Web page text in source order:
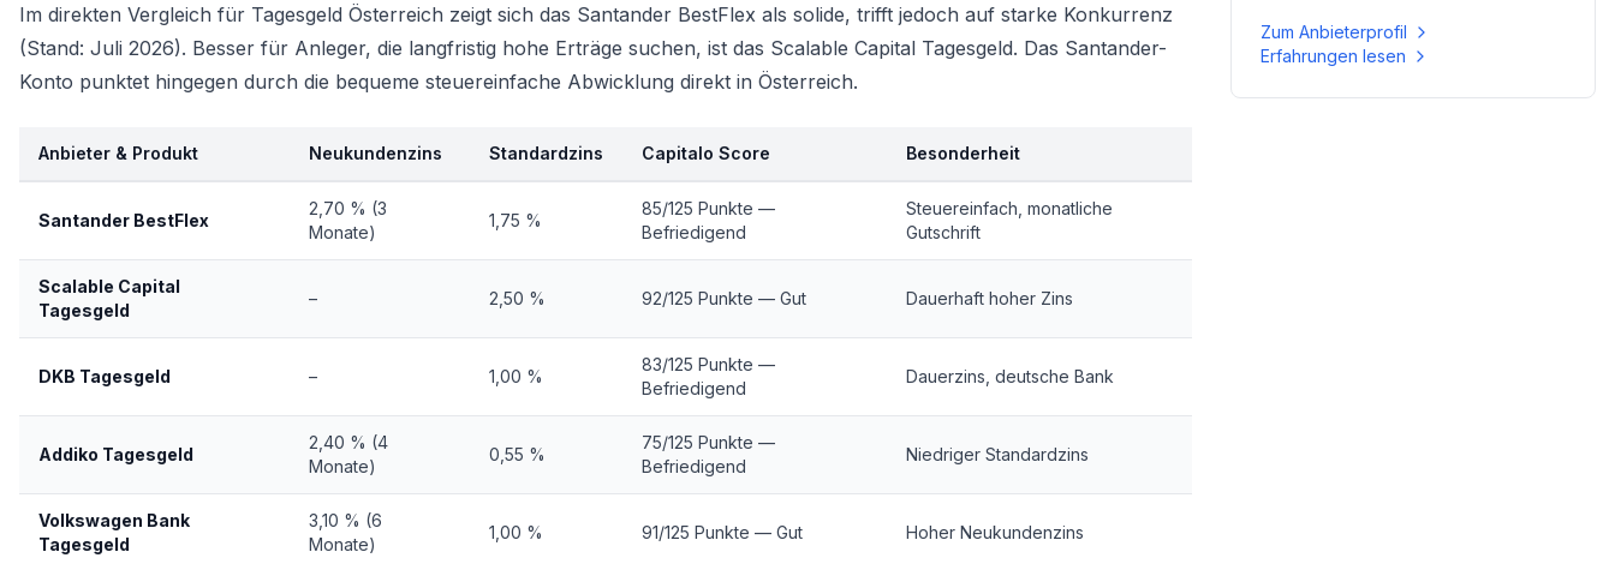
Im direkten Vergleich für Tagesgeld Österreich zeigt sich das Santander BestFlex als solide, trifft jedoch auf starke Konkurrenz
(Stand: Juli 2026). Besser für Anleger, die langfristig hohe Erträge suchen, ist das Scalable Capital Tagesgeld. Das Santander-
Konto punktet hingegen durch die bequeme steuereinfache Abwicklung direkt in Österreich.
Anbieter & Produkt Neukundenzins Standardzins Capitalo Score Besonderheit
Santander BestFlex
2,70 % (3
Monate)
1,75 %
85/125 Punkte —
Befriedigend
Steuereinfach, monatliche
Gutschrift
Scalable Capital
Tagesgeld
– 2,50 % 92/125 Punkte — Gut Dauerhaft hoher Zins
DKB Tagesgeld – 1,00 %
83/125 Punkte —
Befriedigend
Dauerzins, deutsche Bank
Addiko Tagesgeld
2,40 % (4
Monate)
0,55 %
75/125 Punkte —
Befriedigend
Niedriger Standardzins
Volkswagen Bank
Tagesgeld
3,10 % (6
Monate)
1,00 % 91/125 Punkte — Gut Hoher Neukundenzins
Zum Anbieterprofil
Erfahrungen lesen